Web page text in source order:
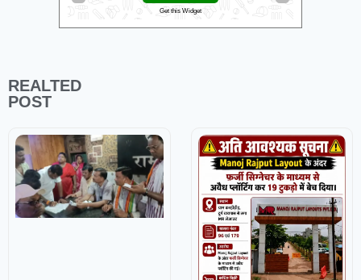
Get this Widget
REALTED
POST